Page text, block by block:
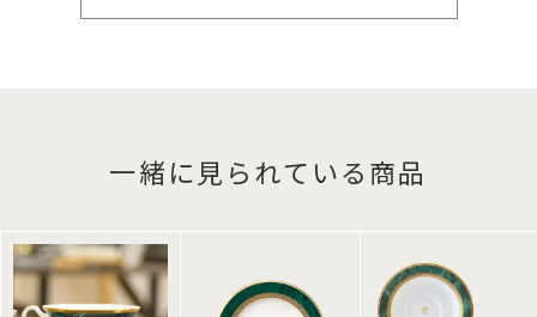
一緒に見られている商品